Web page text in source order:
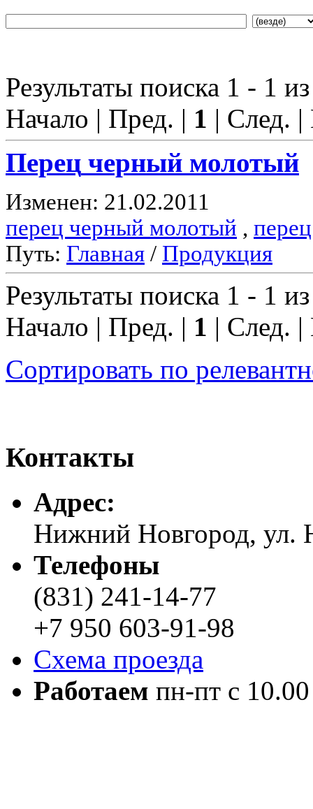
Результаты поиска 1 - 1
Начало | Пред. | 1 | След.
Перец черный молотый
Изменен: 21.02.2011
перец черный молотый , перец
Путь: Главная / Продукция
Результаты поиска 1 - 1
Начало | Пред. | 1 | След.
Сортировать по
Контакты
Адреc:
Нижний Новгород, ул.
Телефоны
(831) 241-14-77
+7 950 603-91-98
Схема проезда
Работаем пн-пт с